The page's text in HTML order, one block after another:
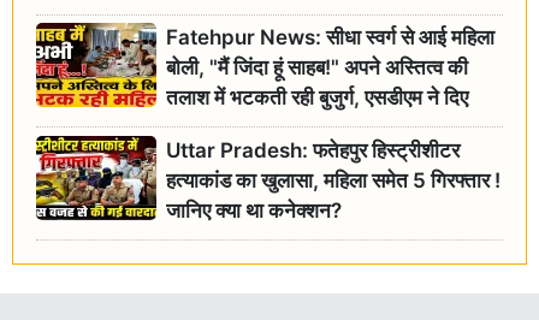
Fatehpur News: सीधा स्वर्ग से आई महिला
बोली, "मैं जिंदा हूं साहब!" अपने अस्तित्व की
तलाश में भटकती रही बुजुर्ग, एसडीएम ने दिए
जांच के आदेश
Uttar Pradesh: फतेहपुर हिस्ट्रीशीटर
हत्याकांड का खुलासा, महिला समेत 5 गिरफ्तार !
जानिए क्या था कनेक्शन?